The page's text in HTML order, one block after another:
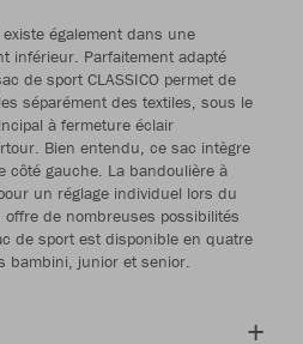
également dans une
inférieur. Parfaitement adapté
de sport CLASSICO permet de
séparément des textiles, sous le
à fermeture éclair
Bien entendu, ce sac intègre
côté gauche. La bandoulière à
un réglage individuel lors du
de nombreuses possibilités
de sport est disponible en quatre
bambini, junior et senior.